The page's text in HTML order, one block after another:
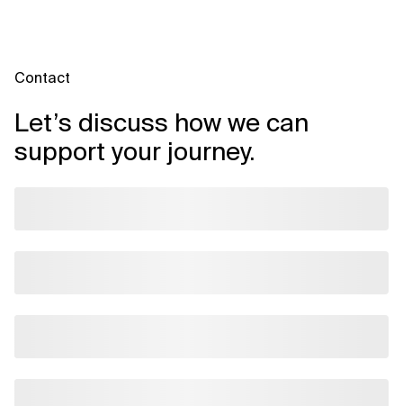
Contact
Let’s discuss how we can
support your journey.